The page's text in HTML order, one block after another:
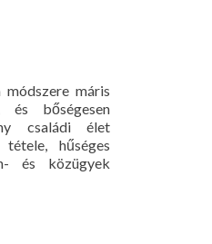
máris
és bőségesen
családi élet
hűséges
és közügyek